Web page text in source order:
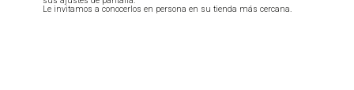
Le invitamos a conocerlos en persona en su tienda más cercana.